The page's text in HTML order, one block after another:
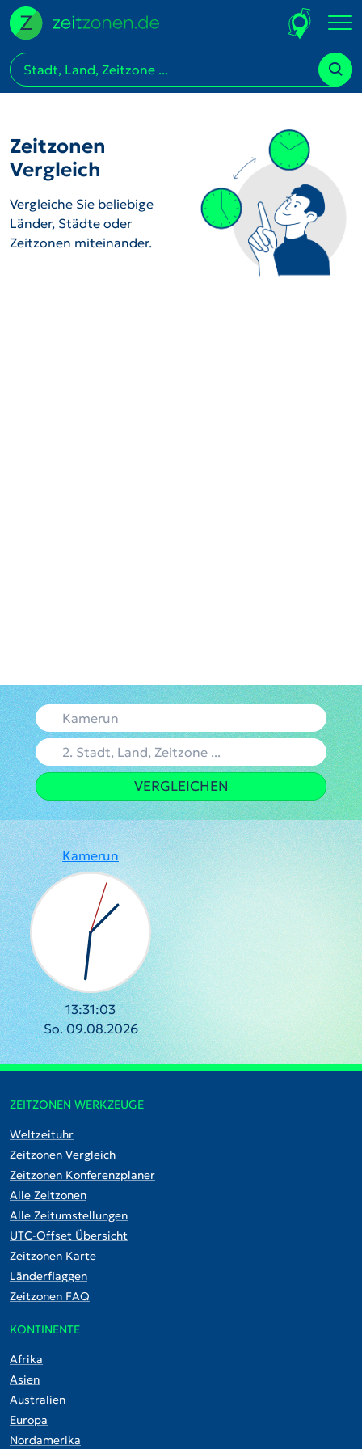
Zeitzonen
Vergleich
Vergleiche Sie beliebige
Länder, Städte oder
Zeitzonen miteinander.
VERGLEICHEN
Kamerun
13:31:04
So. 09.08.2026
ZEITZONEN WERKZEUGE
Weltzeituhr
Zeitzonen Vergleich
Zeitzonen Konferenzplaner
Alle Zeitzonen
Alle Zeitumstellungen
UTC-Offset Übersicht
Zeitzonen Karte
Länderflaggen
Zeitzonen FAQ
KONTINENTE
Afrika
Asien
Australien
Europa
Nordamerika